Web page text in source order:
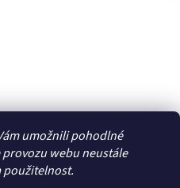
umožnili pohodlné
webu neustále
použitelnost.